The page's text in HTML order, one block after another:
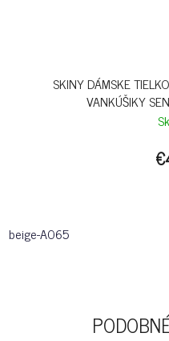
SKINY DÁMSKE
VANKÚŠIKY
beige-A065